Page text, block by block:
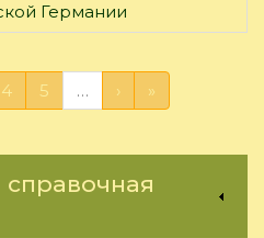
Германии
4 5 … › »